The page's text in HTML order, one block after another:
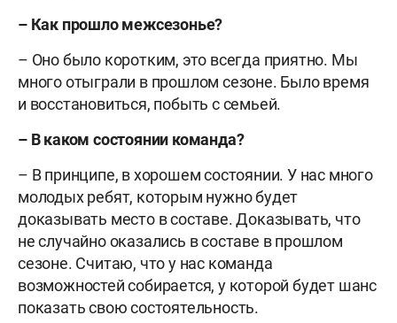
– Как прошло межсезонье?
– Оно было коротким, это всегда приятно. Мы
много отыграли в прошлом сезоне. Было время
и восстановиться, побыть с семьей.
– В каком состоянии команда?
– В принципе, в хорошем состоянии. У нас много
молодых ребят, которым нужно будет
доказывать место в составе. Доказывать, что
не случайно оказались в составе в прошлом
сезоне. Считаю, что у нас команда
возможностей собирается, у которой будет шанс
показать свою состоятельность.